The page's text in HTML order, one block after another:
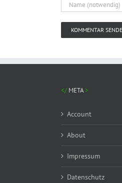
META
Account
About
Impressum
Datenschutz